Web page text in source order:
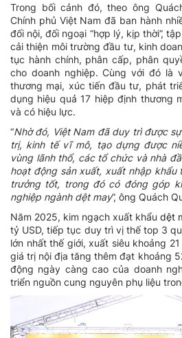
Trong bối cảnh đó, theo ông
Chính phủ Việt Nam đã ban hành
đối nội, đối ngoại “hợp lý, kịp thời”,
cải thiện môi trường đầu tư, kinh
tục hành chính, phân cấp, phân
cho doanh nghiệp. Cùng với đó là
thương mại, xúc tiến đầu tư, phát
dụng hiệu quả 17 hiệp định thương
và có hiệu lực.
“Nhờđó, Việt Nam đã duy trì được
trị, kinh tế vĩ mô, tạo dựng được
vùng lãnh thổ, các tổ chức và nhà
hoạt động sản xuất, xuất nhập
trưởng tốt, trong đó có đóng góp
nghiệp ngành dệtmay”, ông Quách
Năm 2025, kim ngạch xuất khẩu dệt
tỷ USD, tiếp tục duy trì vị thế top 3
lớn nhất thế giới, xuất siêu khoảng
giá trị nội địa tăng thêm đạt khoảng
động ngày càng cao của doanh
triển nguồn cung nguyên phụ liệu